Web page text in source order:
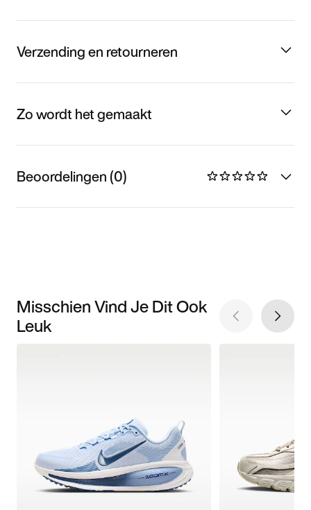
Verzending en retourneren
Zo wordt het gemaakt
Beoordelingen (0)
Misschien Vind Je Dit Ook
Leuk